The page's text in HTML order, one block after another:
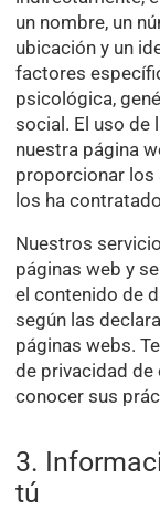
un nombre, un
ubicación y un
factores
psicológica,
social. El uso de
nuestra página
proporcionar los
los ha
Nuestros
páginas web y
el contenido de
según las
páginas webs.
de privacidad de
conocer sus
3.
tú